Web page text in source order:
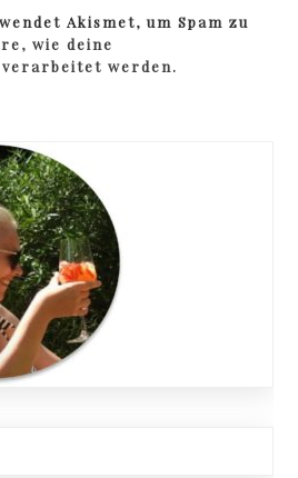
Akismet, um Spam zu
wie deine
werden.